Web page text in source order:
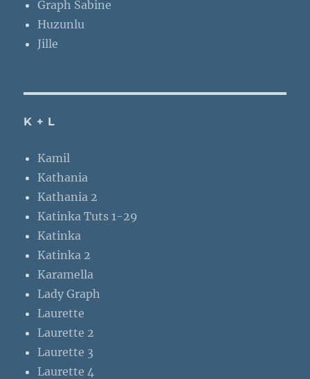
Graph Sabine
Huzunlu
Jille
K + L
Kamil
Kathania
Kathania 2
Katinka Tuts 1-29
Katinka
Katinka 2
Karamella
Lady Graph
Laurette
Laurette 2
Laurette 3
Laurette 4